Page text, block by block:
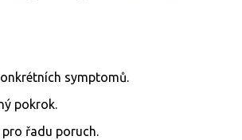
symptomů.
pokrok.
řadu poruch.